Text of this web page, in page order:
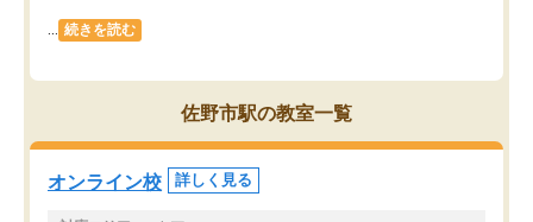
続きを読む
佐野市駅の教室一覧
オンライン校 詳しく見る